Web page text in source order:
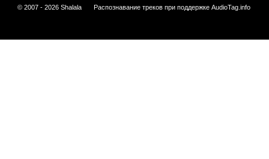
© 2007 - 2026 Shalala Распознавание треков при поддержке AudioTag.info